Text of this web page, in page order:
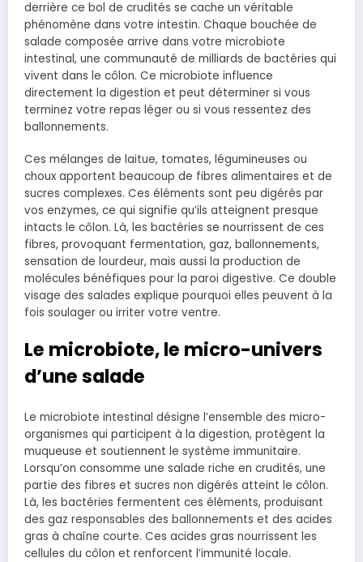
derrière ce bol de crudités se cache un véritable
phénomène dans votre intestin. Chaque bouchée de
salade composée arrive dans votre microbiote
intestinal, une communauté de milliards de bactéries qui
vivent dans le côlon. Ce microbiote influence
directement la digestion et peut déterminer si vous
terminez votre repas léger ou si vous ressentez des
ballonnements.
Ces mélanges de laitue, tomates, légumineuses ou
choux apportent beaucoup de fibres alimentaires et de
sucres complexes. Ces éléments sont peu digérés par
vos enzymes, ce qui signifie qu’ils atteignent presque
intacts le côlon. Là, les bactéries se nourrissent de ces
fibres, provoquant fermentation, gaz, ballonnements,
sensation de lourdeur, mais aussi la production de
molécules bénéfiques pour la paroi digestive. Ce double
visage des salades explique pourquoi elles peuvent à la
fois soulager ou irriter votre ventre.
Le microbiote, le micro-univers
d’une salade
Le microbiote intestinal désigne l’ensemble des micro-
organismes qui participent à la digestion, protègent la
muqueuse et soutiennent le système immunitaire.
Lorsqu’on consomme une salade riche en crudités, une
partie des fibres et sucres non digérés atteint le côlon.
Là, les bactéries fermentent ces éléments, produisant
des gaz responsables des ballonnements et des acides
gras à chaîne courte. Ces acides gras nourrissent les
cellules du côlon et renforcent l’immunité locale.